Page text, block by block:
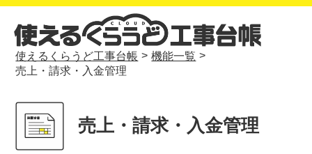
使えるくらうど工事台帳 > 機能一覧 >
売上・請求・入金管理
売上・請求・入金管理